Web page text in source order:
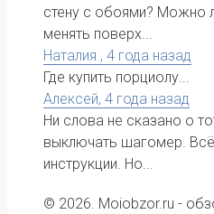
стену с обоями? Можно
менять поверх...
Наталия , 4 года назад
Где купить порциолу...
Алексей, 4 года назад
Ни слова не сказано о
выключать шагомер.
инструкции. Но...
© 2026. Moiobzor.ru -